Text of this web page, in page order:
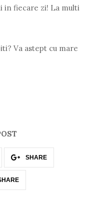
in fiecare zi! La multi
Va astept cu mare
SHARE